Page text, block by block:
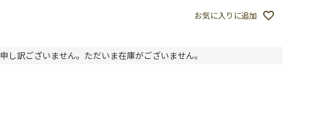
お気に入りに追加
申し訳ございません。ただいま在庫がございません。